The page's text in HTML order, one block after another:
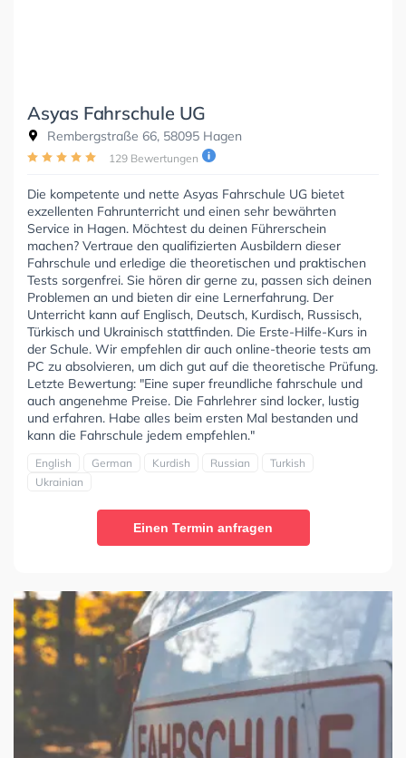
Asyas Fahrschule UG
Rembergstraße 66, 58095 Hagen
129 Bewertungen
Die kompetente und nette Asyas Fahrschule UG bietet
exzellenten Fahrunterricht und einen sehr bewährten
Service in Hagen. Möchtest du deinen Führerschein
machen? Vertraue den qualifizierten Ausbildern dieser
Fahrschule und erledige die theoretischen und praktischen
Tests sorgenfrei. Sie hören dir gerne zu, passen sich deinen
Problemen an und bieten dir eine Lernerfahrung. Der
Unterricht kann auf Englisch, Deutsch, Kurdisch, Russisch,
Türkisch und Ukrainisch stattfinden. Die Erste-Hilfe-Kurs in
der Schule. Wir empfehlen dir auch online-theorie tests am
PC zu absolvieren, um dich gut auf die theoretische Prüfung.
Letzte Bewertung: "Eine super freundliche fahrschule und
auch angenehme Preise. Die Fahrlehrer sind locker, lustig
und erfahren. Habe alles beim ersten Mal bestanden und
kann die Fahrschule jedem empfehlen."
English German Kurdish Russian
Turkish
Ukrainian
Einen Termin anfragen